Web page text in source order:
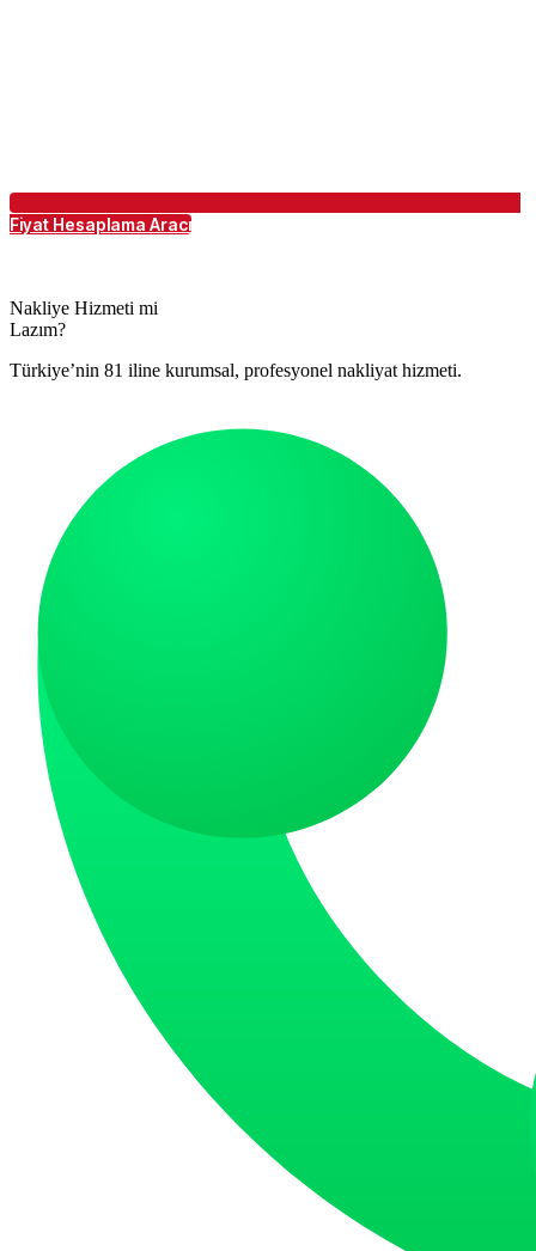
Fiyat Hesaplama Aracı
Nakliye Hizmeti mi
Lazım?
Türkiye’nin 81 iline kurumsal, profesyonel nakliyat hizmeti.